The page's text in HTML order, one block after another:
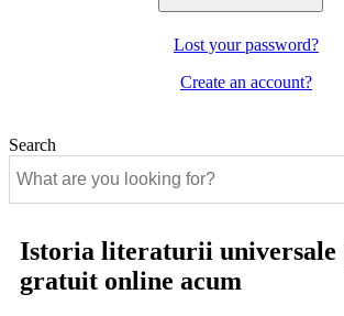
Lost your password?
Create an account?
Search
Istoria literaturii universale
gratuit online acum